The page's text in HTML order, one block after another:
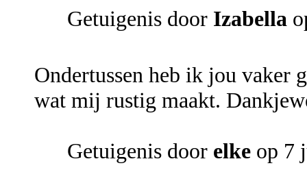
Getuigenis door Izabella
Ondertussen heb ik jou vaker
wat mij rustig maakt.
Getuigenis door elke op 7